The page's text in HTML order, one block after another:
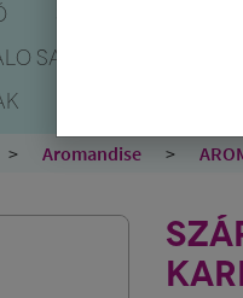
SANTO
Aromandise